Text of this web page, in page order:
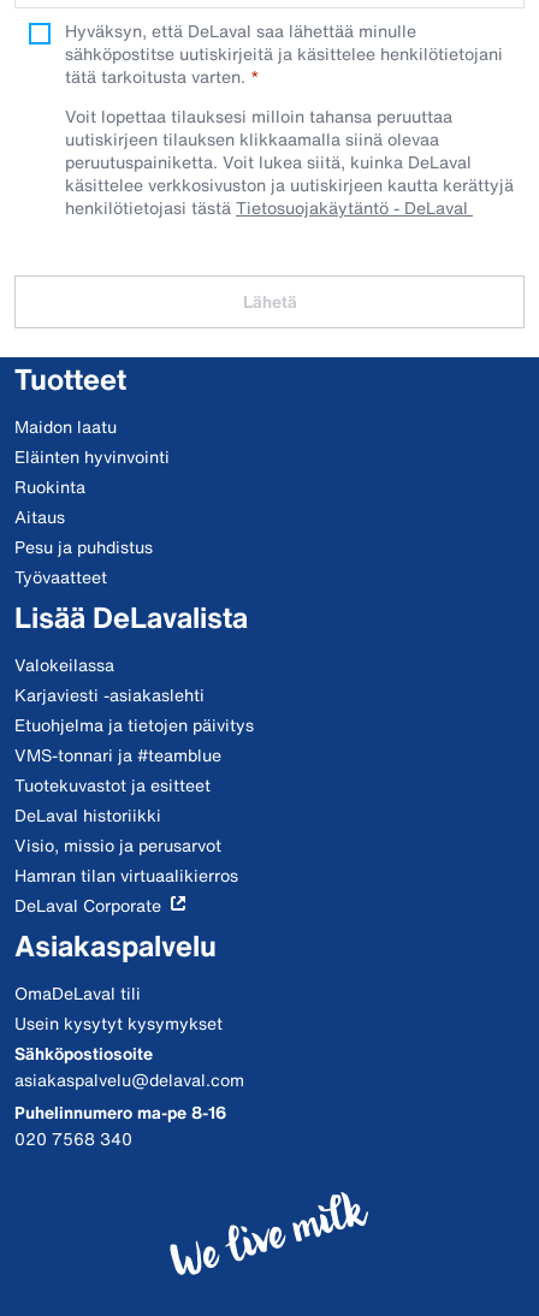
Hyväksyn, että DeLaval saa lähettää minulle
sähköpostitse uutiskirjeitä ja käsittelee henkilötietojani
tätä tarkoitusta varten.
Voit lopettaa tilauksesi milloin tahansa peruuttaa
uutiskirjeen tilauksen klikkaamalla siinä olevaa
peruutuspainiketta. Voit lukea siitä, kuinka DeLaval
käsittelee verkkosivuston ja uutiskirjeen kautta kerättyjä
henkilötietojasi tästäTietosuojakäytäntö - DeLaval
Lähetä
Tuotteet
Maidon laatu
Eläinten hyvinvointi
Ruokinta
Aitaus
Pesu ja puhdistus
Työvaatteet
Lisää DeLavalista
Valokeilassa
Karjaviesti -asiakaslehti
Etuohjelma ja tietojen päivitys
VMS-tonnari ja #teamblue
Tuotekuvastot ja esitteet
DeLaval historiikki
Visio, missio ja perusarvot
Hamran tilan virtuaalikierros
DeLaval Corporate
Asiakaspalvelu
OmaDeLaval tili
Usein kysytyt kysymykset
Sähköpostiosoite
asiakaspalvelu@delaval.com
Puhelinnumero ma-pe 8-16
020 7568 340